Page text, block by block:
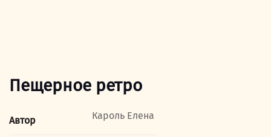
Пещерное ретро
Автор Кароль Елена